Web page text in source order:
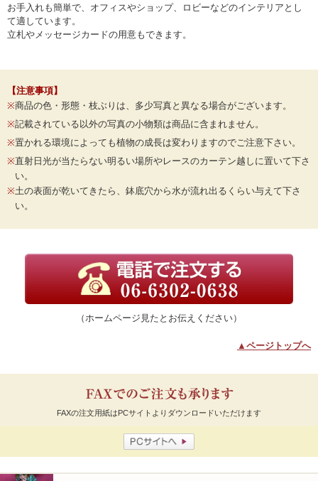
お手入れも簡単で、オフィスやショップ、ロビーなどのインテリアとし
て適しています。
立札やメッセージカードの用意もできます。
【注意事項】
※商品の色・形態・枝ぶりは、多少写真と異なる場合がございます。
※記載されている以外の写真の小物類は商品に含まれません。
※置かれる環境によっても植物の成長は変わりますのでご注意下さい。
※直射日光が当たらない明るい場所やレースのカーテン越しに置いて下さ
い。
※土の表面が乾いてきたら、鉢底穴から水が流れ出るくらい与えて下さ
い。
（ホームページ見たとお伝えください）
▲ページトップへ
FAXの注文用紙はPCサイトよりダウンロードいただけます